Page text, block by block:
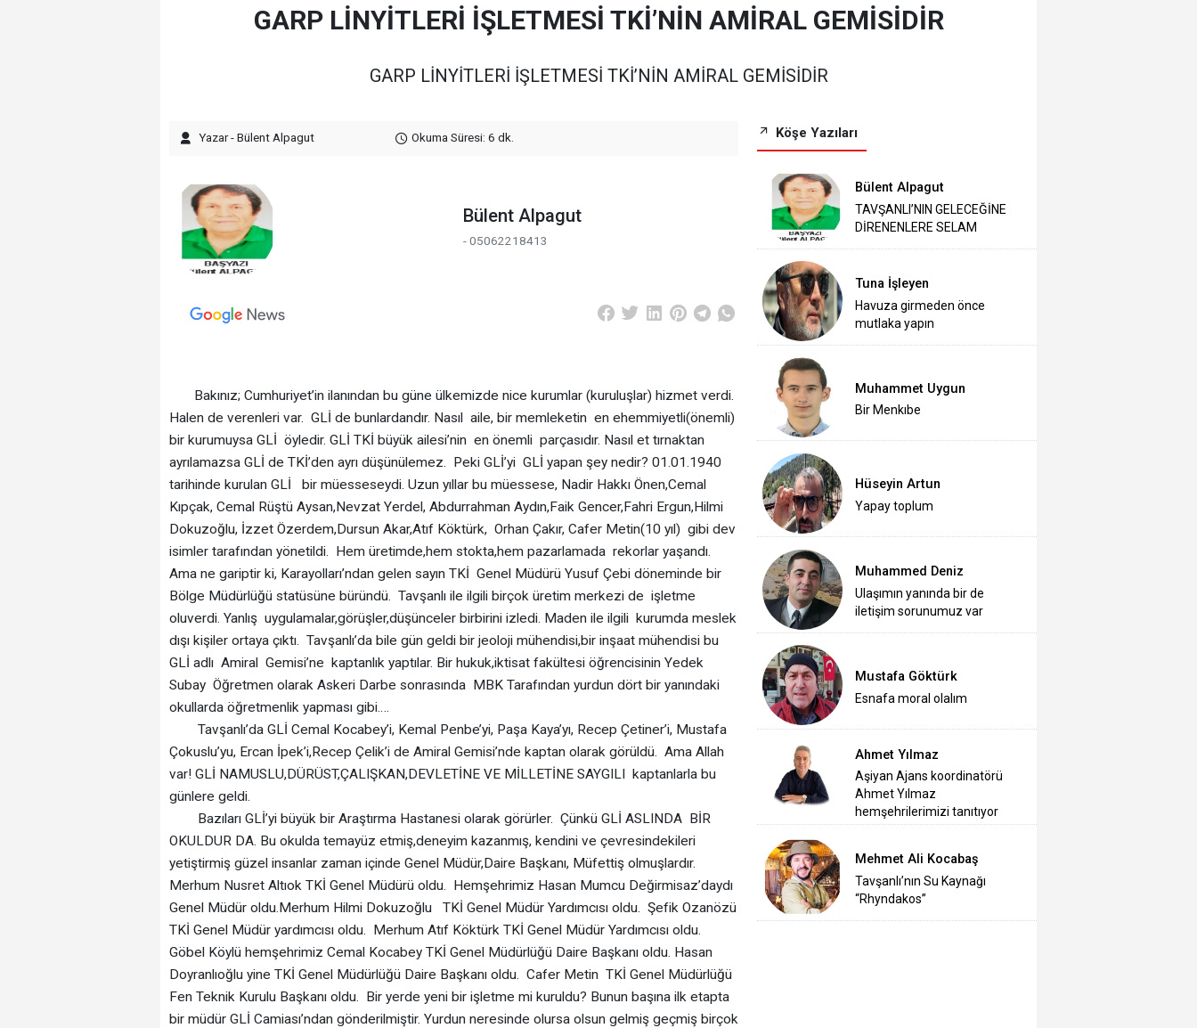
GARP LİNYİTLERİ İŞLETMESİ TKİ’NİN AMİRAL GEMİSİDİR
GARP LİNYİTLERİ İŞLETMESİ TKİ’NİN AMİRAL GEMİSİDİR
Yazar - Bülent Alpagut Okuma Süresi: 6 dk.
Bülent Alpagut
- 05062218413
Bakınız; Cumhuriyet’in ilanından bu güne ülkemizde nice kurumlar (kuruluşlar) hizmet verdi.
Halen de verenleri var. GLİ de bunlardandır. Nasıl aile, bir memleketin en ehemmiyetli(önemli)
bir kurumuysa GLİ öyledir. GLİ TKİ büyük ailesi’nin en önemli parçasıdır. Nasıl et tırnaktan
ayrılamazsa GLİ de TKİ’den ayrı düşünülemez. Peki GLİ’yi GLİ yapan şey nedir? 01.01.1940
tarihinde kurulan GLİ bir müesseseydi. Uzun yıllar bu müessese, Nadir Hakkı Önen,Cemal
Kıpçak, Cemal Rüştü Aysan,Nevzat Yerdel, Abdurrahman Aydın,Faik Gencer,Fahri Ergun,Hilmi
Dokuzoğlu, İzzet Özerdem,Dursun Akar,Atıf Köktürk, Orhan Çakır, Cafer Metin(10 yıl) gibi dev
isimler tarafından yönetildi. Hem üretimde,hem stokta,hem pazarlamada rekorlar yaşandı.
Ama ne gariptir ki, Karayolları’ndan gelen sayın TKİ Genel Müdürü Yusuf Çebi döneminde bir
Bölge Müdürlüğü statüsüne büründü. Tavşanlı ile ilgili birçok üretim merkezi de işletme
oluverdi. Yanlış uygulamalar,görüşler,düşünceler birbirini izledi. Maden ile ilgili kurumda meslek
dışı kişiler ortaya çıktı. Tavşanlı’da bile gün geldi bir jeoloji mühendisi,bir inşaat mühendisi bu
GLİ adlı Amiral Gemisi’ne kaptanlık yaptılar. Bir hukuk,iktisat fakültesi öğrencisinin Yedek
Subay Öğretmen olarak Askeri Darbe sonrasında MBK Tarafından yurdun dört bir yanındaki
okullarda öğretmenlik yapması gibi….
Tavşanlı’da GLİ Cemal Kocabey’i, Kemal Penbe’yi, Paşa Kaya’yı, Recep Çetiner’i, Mustafa
Çokuslu’yu, Ercan İpek’i,Recep Çelik’i de Amiral Gemisi’nde kaptan olarak görüldü. Ama Allah
var! GLİ NAMUSLU,DÜRÜST,ÇALIŞKAN,DEVLETİNE VE MİLLETİNE SAYGILI kaptanlarla bu
günlere geldi.
Bazıları GLİ’yi büyük bir Araştırma Hastanesi olarak görürler. Çünkü GLİ ASLINDA BİR
OKULDUR DA. Bu okulda temayüz etmiş,deneyim kazanmış, kendini ve çevresindekileri
yetiştirmiş güzel insanlar zaman içinde Genel Müdür,Daire Başkanı, Müfettiş olmuşlardır.
Merhum Nusret Altıok TKİ Genel Müdürü oldu. Hemşehrimiz Hasan Mumcu Değirmisaz’daydı
Genel Müdür oldu.Merhum Hilmi Dokuzoğlu TKİ Genel Müdür Yardımcısı oldu. Şefik Ozanözü
TKİ Genel Müdür yardımcısı oldu. Merhum Atıf Köktürk TKİ Genel Müdür Yardımcısı oldu.
Göbel Köylü hemşehrimiz Cemal Kocabey TKİ Genel Müdürlüğü Daire Başkanı oldu. Hasan
Doyranlıoğlu yine TKİ Genel Müdürlüğü Daire Başkanı oldu. Cafer Metin TKİ Genel Müdürlüğü
Fen Teknik Kurulu Başkanı oldu. Bir yerde yeni bir işletme mi kuruldu? Bunun başına ilk etapta
bir müdür GLİ Camiası’ndan gönderilmiştir. Yurdun neresinde olursa olsun gelmiş geçmiş birçok
Köşe Yazıları
Bülent Alpagut
TAVŞANLI’NIN GELECEĞİNE
DİRENENLERE SELAM
Tuna İşleyen
Havuza girmeden önce
mutlaka yapın
Muhammet Uygun
Bir Menkıbe
Hüseyin Artun
Yapay toplum
Muhammed Deniz
Ulaşımın yanında bir de
iletişim sorunumuz var
Mustafa Göktürk
Esnafa moral olalım
Ahmet Yılmaz
Aşiyan Ajans koordinatörü
Ahmet Yılmaz
hemşehrilerimizi tanıtıyor
Mehmet Ali Kocabaş
Tavşanlı’nın Su Kaynağı
“Rhyndakos”